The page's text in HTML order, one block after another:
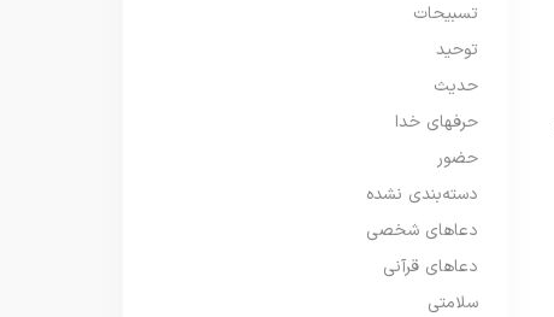
تسبیحات
توحید
حدیث
حرفهای خدا
حضور
دسته‌بندی نشده
دعاهای شخصی
دعاهای قرآنی
سلامتی